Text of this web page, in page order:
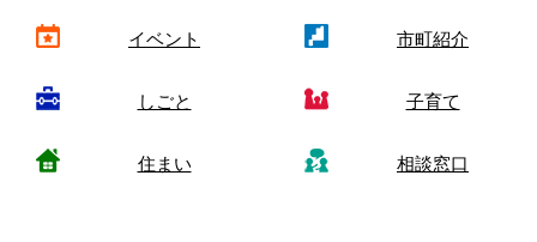
イベント 市町紹介
しごと 子育て
住まい 相談窓口